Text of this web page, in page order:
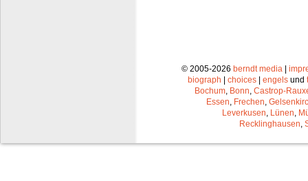
© 2005-2026 berndt media |
biograph | choices | engels und
Bochum Bonn Castrop-
Essen Frechen
Leverkusen Lünen
Recklinghausen